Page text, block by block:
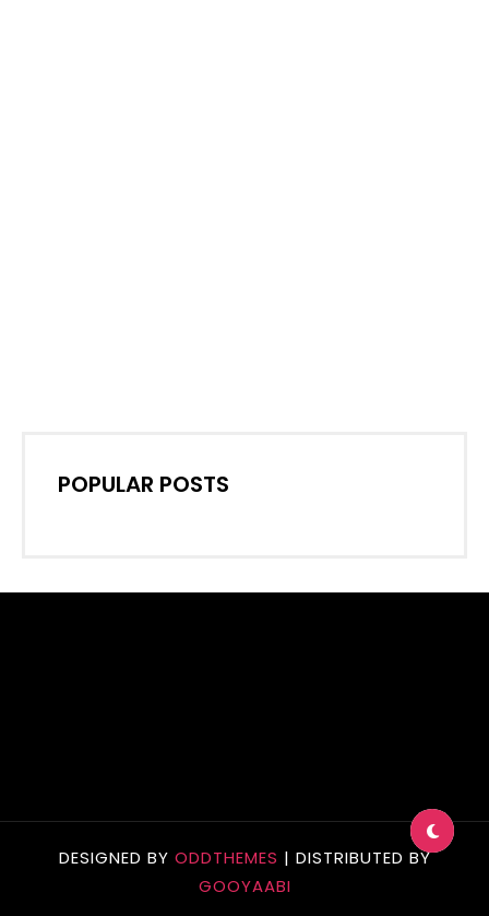
POPULAR POSTS
DESIGNED BY ODDTHEMES | DISTRIBUTED BY
GOOYAABI